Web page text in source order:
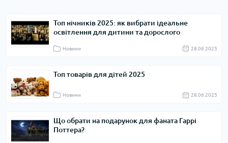
Топ нічників 2025: як вибрати ідеальне
освітлення для дитини та дорослого
Новини 28.06.2025
Топ товарів для дітей 2025
Новини 28.06.2025
Що обрати на подарунок для фаната Гаррі
Поттера?